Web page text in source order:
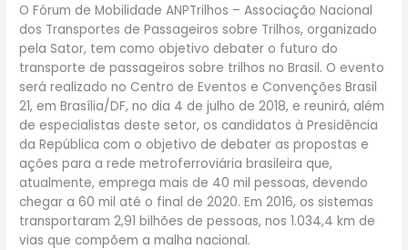
O Fórum de Mobilidade ANPTrilhos – Associação Nacional
dos Transportes de Passageiros sobre Trilhos, organizado
pela Sator, tem como objetivo debater o futuro do
transporte de passageiros sobre trilhos no Brasil. O evento
será realizado no Centro de Eventos e Convenções Brasil
21, em Brasília/DF, no dia 4 de julho de 2018, e reunirá, além
de especialistas deste setor, os candidatos à Presidência
da República com o objetivo de debater as propostas e
ações para a rede metroferroviária brasileira que,
atualmente, emprega mais de 40 mil pessoas, devendo
chegar a 60 mil até o final de 2020. Em 2016, os sistemas
transportaram 2,91 bilhões de pessoas, nos 1.034,4 km de
vias que compõem a malha nacional.